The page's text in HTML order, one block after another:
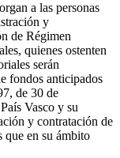
a las personas
y
de Régimen
quienes ostenten
serán
fondos anticipados
de 30 de
Vasco y su
y contratación de
que en su ámbito